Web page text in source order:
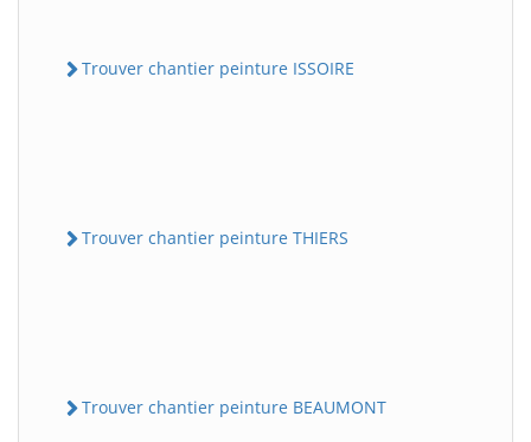
Trouver chantier peinture ISSOIRE
Trouver chantier peinture THIERS
Trouver chantier peinture BEAUMONT